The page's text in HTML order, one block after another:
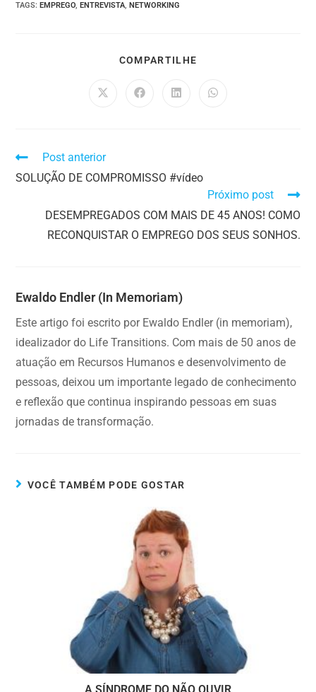
TAGS: EMPREGO, ENTREVISTA, NETWORKING
COMPARTILHE
Post anterior
SOLUÇÃO DE COMPROMISSO #vídeo
Próximo post
DESEMPREGADOS COM MAIS DE 45 ANOS! COMO
RECONQUISTAR O EMPREGO DOS SEUS SONHOS.
Ewaldo Endler (in Memoriam)
Este artigo foi escrito por Ewaldo Endler (in memoriam),
idealizador do Life Transitions. Com mais de 50 anos de
atuação em Recursos Humanos e desenvolvimento de
pessoas, deixou um importante legado de conhecimento
e reflexão que continua inspirando pessoas em suas
jornadas de transformação.
VOCÊ TAMBÉM PODE GOSTAR
A SÍNDROME DO NÃO OUVIR